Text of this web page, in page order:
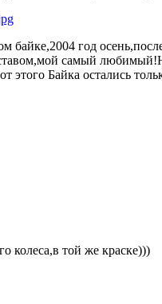
байке,2004 год
самый
этого Байка остались
колеса,в той же краске)))